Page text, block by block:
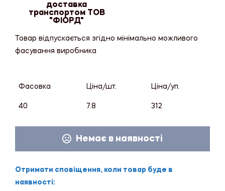
доставка
транспортом ТОВ
"ФІОРД"
Товар відпускається згідно мінімально можливого
фасування виробника
Фасовка Ціна/шт. Ціна/уп.
40 7.8 312
Немає в наявності
Отримати сповіщення, коли товар буде в
наявності: